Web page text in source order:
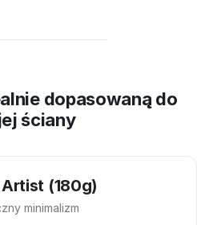
dopasowaną do
ściany
(180g)
minimalizm